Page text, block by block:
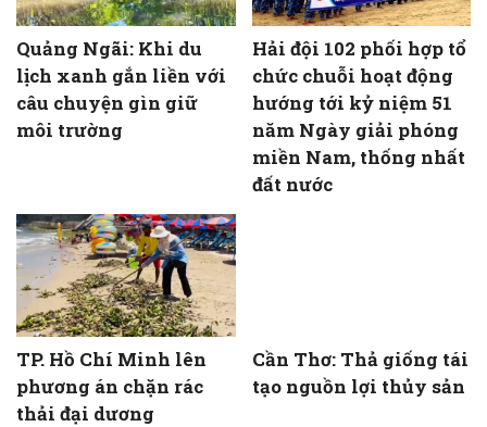
Quảng Ngãi: Khi du
lịch xanh gắn liền với
câu chuyện gìn giữ
môi trường
Hải đội 102 phối hợp tổ
chức chuỗi hoạt động
hướng tới kỷ niệm 51
năm Ngày giải phóng
miền Nam, thống nhất
đất nước
TP. Hồ Chí Minh lên
phương án chặn rác
thải đại dương
Cần Thơ: Thả giống tái
tạo nguồn lợi thủy sản